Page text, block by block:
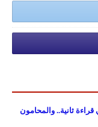
ثانية.. والمحامون